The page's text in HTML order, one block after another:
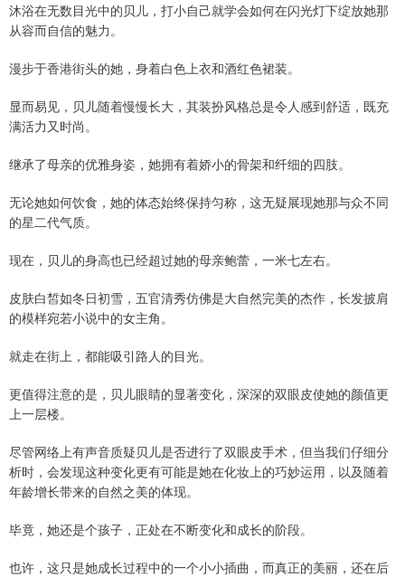
沐浴在无数目光中的贝儿，打小自己就学会如何在闪光灯下绽放她那
从容而自信的魅力。
漫步于香港街头的她，身着白色上衣和酒红色裙装。
显而易见，贝儿随着慢慢长大，其装扮风格总是令人感到舒适，既充
满活力又时尚。
继承了母亲的优雅身姿，她拥有着娇小的骨架和纤细的四肢。
无论她如何饮食，她的体态始终保持匀称，这无疑展现她那与众不同
的星二代气质。
现在，贝儿的身高也已经超过她的母亲鲍蕾，一米七左右。
皮肤白皙如冬日初雪，五官清秀仿佛是大自然完美的杰作，长发披肩
的模样宛若小说中的女主角。
就走在街上，都能吸引路人的目光。
更值得注意的是，贝儿眼睛的显著变化，深深的双眼皮使她的颜值更
上一层楼。
尽管网络上有声音质疑贝儿是否进行了双眼皮手术，但当我们仔细分
析时，会发现这种变化更有可能是她在化妆上的巧妙运用，以及随着
年龄增长带来的自然之美的体现。
毕竟，她还是个孩子，正处在不断变化和成长的阶段。
也许，这只是她成长过程中的一个小小插曲，而真正的美丽，还在后